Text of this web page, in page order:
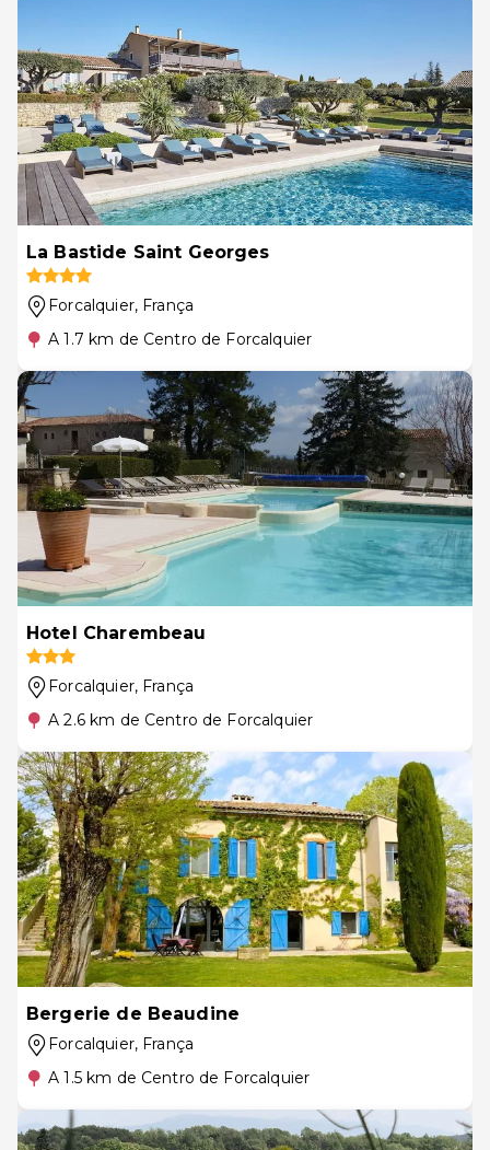
La Bastide Saint Georges
Forcalquier, França
A 1.7 km de Centro de Forcalquier
Hotel Charembeau
Forcalquier, França
A 2.6 km de Centro de Forcalquier
Bergerie de Beaudine
Forcalquier, França
A 1.5 km de Centro de Forcalquier